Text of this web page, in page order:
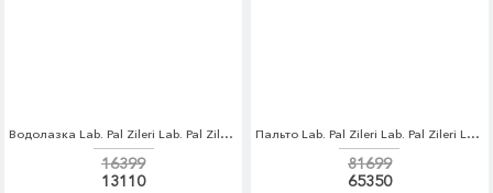
Водолазка Lab. Pal Zileri Lab. Pal Zileri LA059EMCEJL1
16399
13110
Пальто Lab. Pal Zileri Lab. Pal Zileri LA059EMCEJM7
81699
65350